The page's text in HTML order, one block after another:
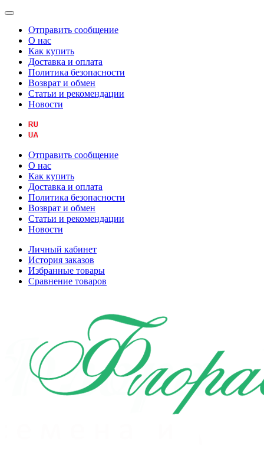
Отправить сообщение
О нас
Как купить
Доставка и оплата
Политика безопасности
Возврат и обмен
Статьи и рекомендации
Новости
Отправить сообщение
О нас
Как купить
Доставка и оплата
Политика безопасности
Возврат и обмен
Статьи и рекомендации
Новости
Личный кабинет
История заказов
Избранные товары
Сравнение товаров